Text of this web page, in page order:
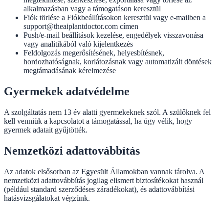
alkalmazásban vagy a támogatáson keresztül
Fiók törlése a Fiókbeállításokon keresztül vagy e-mailben a
support@theaiplantdoctor.com címen
Push/e-mail beállítások kezelése, engedélyek visszavonása
vagy analitikából való kijelentkezés
Feldolgozás megerősítésének, helyesbítésnek,
hordozhatóságnak, korlátozásnak vagy automatizált döntések
megtámadásának kérelmezése
Gyermekek adatvédelme
A szolgáltatás nem 13 év alatti gyermekeknek szól. A szülőknek fel
kell venniük a kapcsolatot a támogatással, ha úgy vélik, hogy
gyermek adatait gyűjtötték.
Nemzetközi adattovábbítás
Az adatok elsősorban az Egyesült Államokban vannak tárolva. A
nemzetközi adattovábbítás jogilag elismert biztosítékokat használ
(például standard szerződéses záradékokat), és adattovábbítási
hatásvizsgálatokat végzünk.